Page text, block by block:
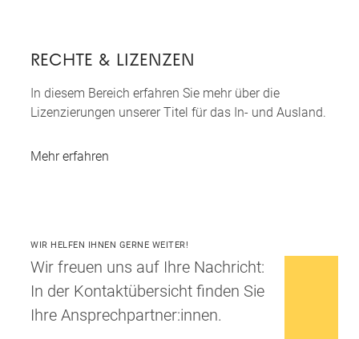
RECHTE & LIZENZEN
In diesem Bereich erfahren Sie mehr über die
Lizenzierungen unserer Titel für das In- und Ausland.
Mehr erfahren
WIR HELFEN IHNEN GERNE WEITER!
Wir freuen uns auf Ihre Nachricht:
In der Kontaktübersicht finden Sie
Ihre Ansprechpartner:innen.